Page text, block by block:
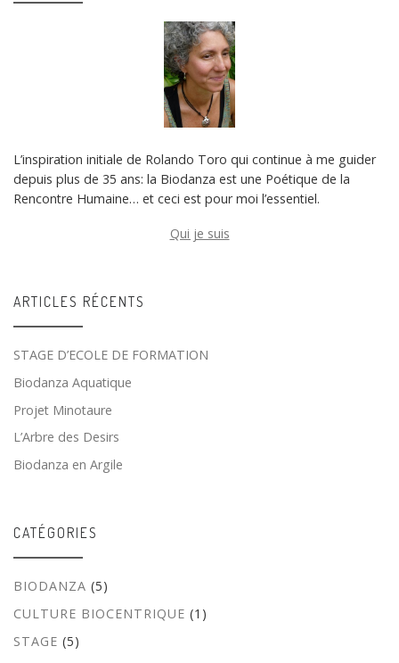
L’inspiration initiale de Rolando Toro qui continue à me guider
depuis plus de 35 ans: la Biodanza est une Poétique de la
Rencontre Humaine… et ceci est pour moi l’essentiel.
Qui je suis
ARTICLES RÉCENTS
STAGE D’ECOLE DE FORMATION
Biodanza Aquatique
Projet Minotaure
L’Arbre des Desirs
Biodanza en Argile
CATÉGORIES
BIODANZA (5)
CULTURE BIOCENTRIQUE (1)
STAGE (5)